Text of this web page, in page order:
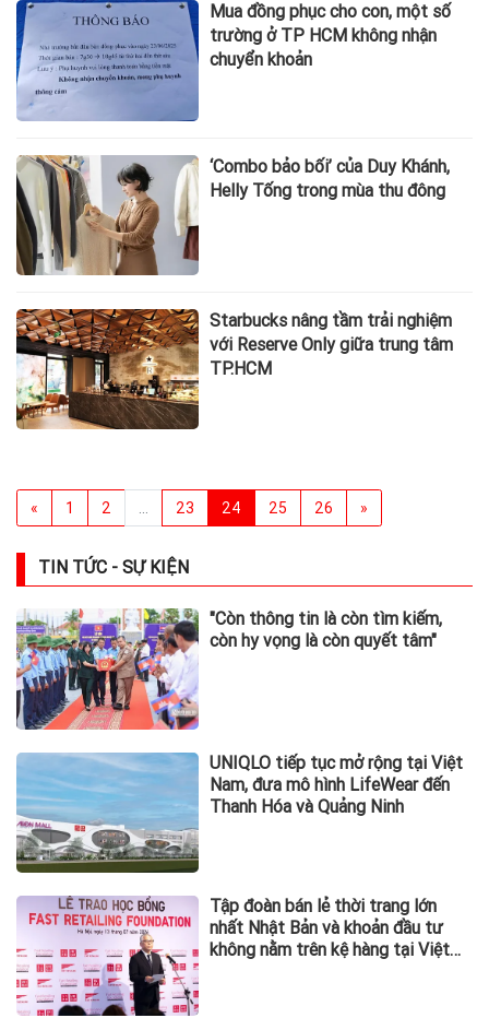
Mua đồng phục cho con, một số
trường ở TP HCM không nhận
chuyển khoản
‘Combo bảo bối’ của Duy Khánh,
Helly Tống trong mùa thu đông
Starbucks nâng tầm trải nghiệm
với Reserve Only giữa trung tâm
TP.HCM
« 1 2 ... 23 24 25 26 »
TIN TỨC - SỰ KIỆN
"Còn thông tin là còn tìm kiếm,
còn hy vọng là còn quyết tâm"
UNIQLO tiếp tục mở rộng tại Việt
Nam, đưa mô hình LifeWear đến
Thanh Hóa và Quảng Ninh
Tập đoàn bán lẻ thời trang lớn
nhất Nhật Bản và khoản đầu tư
không nằm trên kệ hàng tại Việt